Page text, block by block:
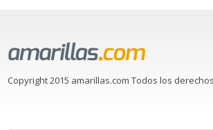
Copyright 2015 amarillas.com Todos los